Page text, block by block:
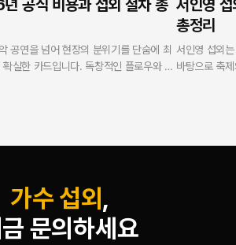
공식 비용과 섭외 절차 총
공연을 넘어 현장의 분위기를 단숨에 최
실한 카드입니다. 독창적인 플로우와 독
타코리아)
서인영
총정리
서인영 섭외
바탕으로 축
가수 섭외 ,
문의하세요